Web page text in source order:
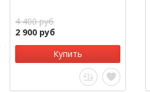
4 400 руб
2 900 руб
Купить